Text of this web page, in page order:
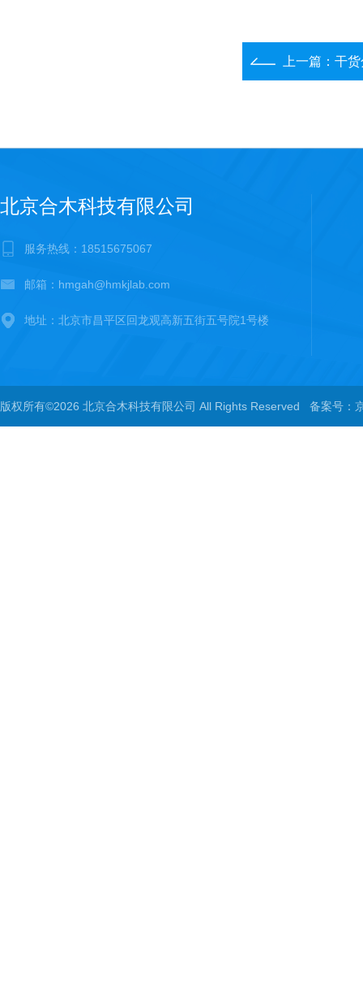
上一篇： 干货
北京合木科技有限公司
服务热线：18515675067
邮箱：hmgah@hmkjlab.com
地址：北京市昌平区回龙观高新五街五号院1号楼
版权所有©2026 北京合木科技有限公司 All Rights Reserved 备案号：